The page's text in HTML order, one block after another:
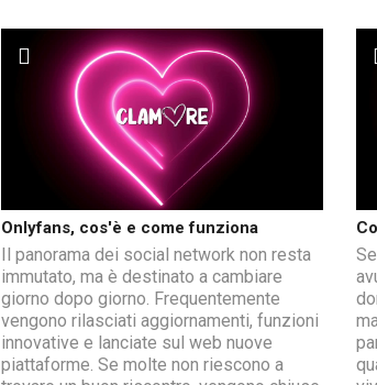
Onlyfans, cos'è e come funziona
Il panorama dei social network non resta
immutato, ma è destinato a cambiare
giorno dopo giorno. Frequentemente
vengono rilasciati aggiornamenti, funzioni
innovative e lanciate sul web nuove
piattaforme. Se molte non riescono a